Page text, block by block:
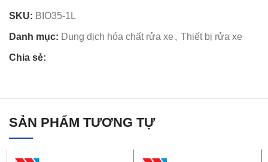
SKU: BIO35-1L
Danh mục: Dung dịch hóa chất rửa xe , Thiết bị rửa xe
Chia sẻ:
SẢN PHẨM TƯƠNG TỰ